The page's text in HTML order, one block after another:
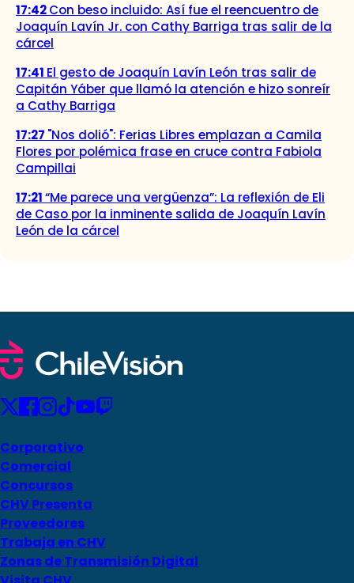
17:42Con beso incluido: Así fue el reencuentro de
Joaquín Lavín Jr. con Cathy Barriga tras salir de la
cárcel
17:41 El gesto de Joaquín Lavín León tras salir de
Capitán Yáber que llamó la atención e hizo sonreír
a Cathy Barriga
17:27 "Nos dolió": Ferias Libres emplazan a Camila
Flores por polémica frase en cruce contra Fabiola
Campillai
17:21“Me parece una vergüenza”: La reflexión de Eli
de Caso por la inminente salida de Joaquín Lavín
León de la cárcel
Corporativo
Comercial
Concursos
CHV Presenta
Proveedores
Trabaja en CHV
Zonas de Transmisión Digital